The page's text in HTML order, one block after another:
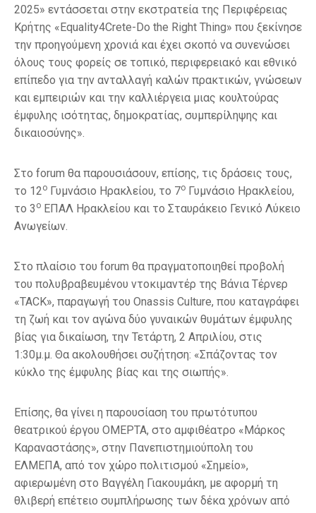
2025» εντάσσεται στην εκστρατεία της Περιφέρειας
Κρήτης «Equality4Crete-Do the Right Thing» που ξεκίνησε
την προηγούμενη χρονιά και έχει σκοπό να συνενώσει
όλους τους φορείς σε τοπικό, περιφερειακό και εθνικό
επίπεδο για την ανταλλαγή καλών πρακτικών, γνώσεων
και εμπειριών και την καλλιέργεια μιας κουλτούρας
έμφυλης ισότητας, δημοκρατίας, συμπερίληψης και
δικαιοσύνης».
Στο forum θα παρουσιάσουν, επίσης, τις δράσεις τους,
το 12ο Γυμνάσιο Ηρακλείου, το 7ο Γυμνάσιο Ηρακλείου,
το 3 ο ΕΠΑΛ Ηρακλείου και το Σταυράκειο Γενικό Λύκειο
Ανωγείων.
Στο πλαίσιο του forum θα πραγματοποιηθεί προβολή
του πολυβραβευμένου ντοκιμαντέρ της Βάνια Τέρνερ
«TACK», παραγωγή του Onassis Culture, που καταγράφει
τη ζωή και τον αγώνα δύο γυναικών θυμάτων έμφυλης
βίας για δικαίωση, την Τετάρτη, 2 Απριλίου, στις
1:30μ.μ. Θα ακολουθήσει συζήτηση: «Σπάζοντας τον
κύκλο της έμφυλης βίας και της σιωπής».
Επίσης, θα γίνει η παρουσίαση του πρωτότυπου
θεατρικού έργου ΟΜΕΡΤΑ, στο αμφιθέατρο «Μάρκος
Καραναστάσης», στην Πανεπιστημιούπολη του
ΕΛΜΕΠΑ, από τον χώρο πολιτισμού «Σημείο»,
αφιερωμένη στο Βαγγέλη Γιακουμάκη, με αφορμή τη
θλιβερή επέτειο συμπλήρωσης των δέκα χρόνων από